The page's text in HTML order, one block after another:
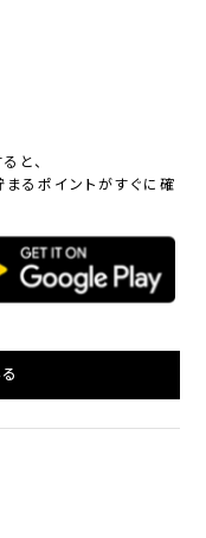
と、
るポイントがすぐに確